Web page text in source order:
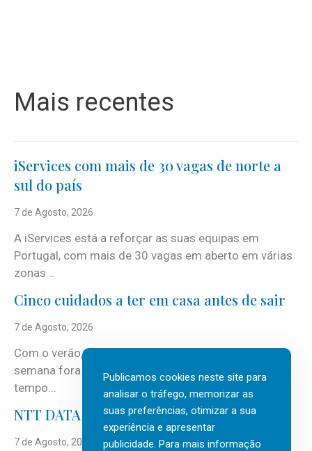
Mais recentes
iServices com mais de 30 vagas de norte a
sul do país
7 de Agosto, 2026
A iServices está a reforçar as suas equipas em
Portugal, com mais de 30 vagas em aberto em várias
zonas...
Cinco cuidados a ter em casa antes de sair
7 de Agosto, 2026
Com o verão, chegam também as férias, os fins-de-
semana fora e os dias em que a casa fica mais
tempo...
NTT DATA Insurtech Global Outlook 2026
7 de Agosto, 2026
Publicamos cookies neste site para
analisar o tráfego, memorizar as
suas preferências, otimizar a sua
experiência e apresentar
publicidade. Para mais informação